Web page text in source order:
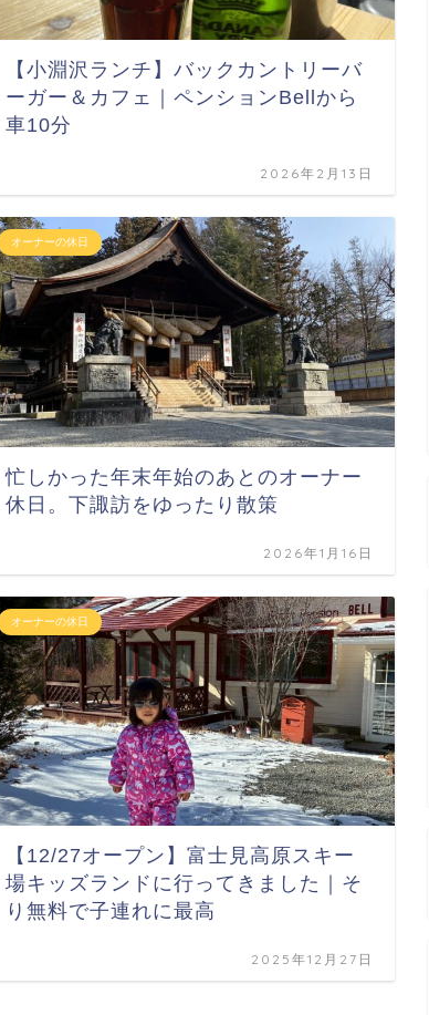
【小淵沢ランチ】バックカントリーバ
ーガー＆カフェ｜ペンションBellから
車10分
2026年2月13日
オーナーの休日
忙しかった年末年始のあとのオーナー
休日。下諏訪をゆったり散策
2026年1月16日
オーナーの休日
【12/27オープン】富士見高原スキー
場キッズランドに行ってきました｜そ
り無料で子連れに最高
2025年12月27日